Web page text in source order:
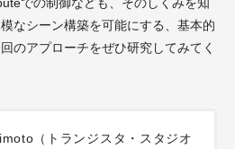
なシーン構築を可能にする、基本的
のアプローチをぜひ研究してみてく
（トランジスタ・スタジオ